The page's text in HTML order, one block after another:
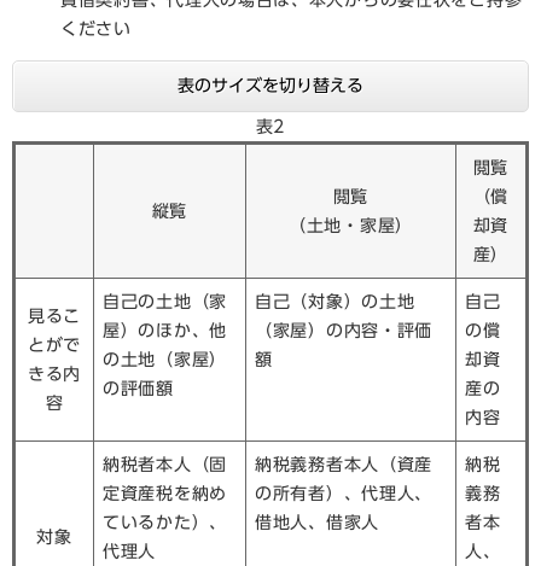
ください
表のサイズを切り替える
表2
縦覧
閲覧
（土地・家屋）
閲覧
（償
却資
産）
見るこ
とがで
きる内
容
自己の土地（家
屋）のほか、他
の土地（家屋）
の評価額
自己（対象）の土地
（家屋）の内容・評価
額
自己
の償
却資
産の
内容
対象
納税者本人（固
定資産税を納め
ているかた）、
代理人
納税義務者本人（資産
の所有者）、代理人、
借地人、借家人
納税
義務
者本
人、